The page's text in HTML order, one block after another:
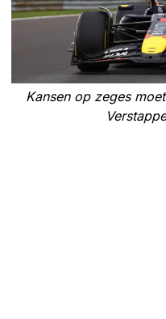
Kansen op zeges